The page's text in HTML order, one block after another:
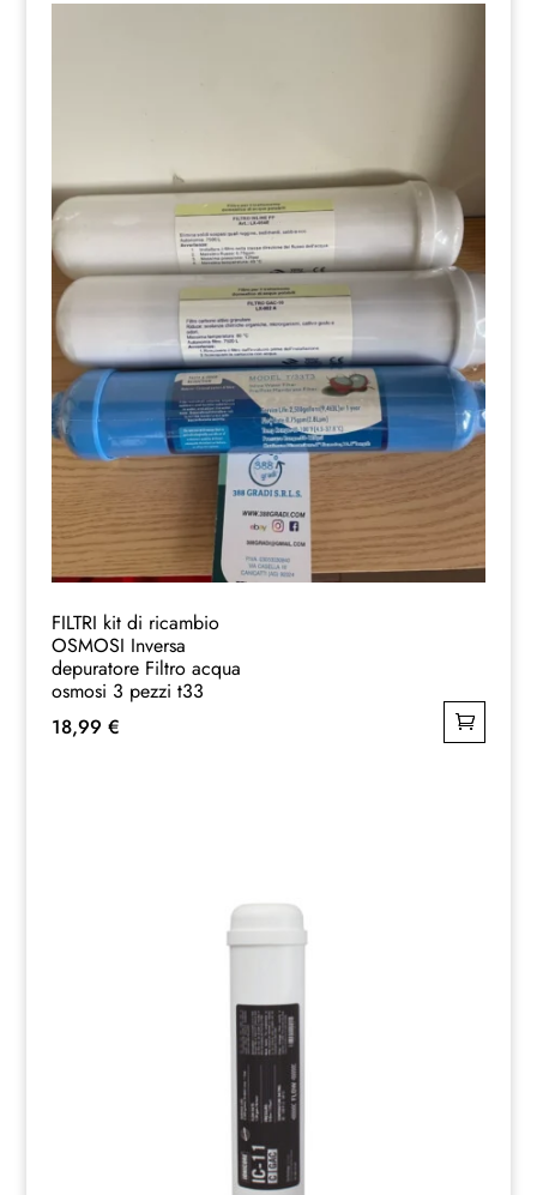
FILTRI kit di ricambio
OSMOSI Inversa
depuratore Filtro acqua
osmosi 3 pezzi t33
18,99 €